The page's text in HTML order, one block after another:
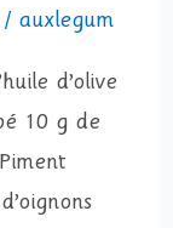
/ auxlegum
d’olive
10 g de